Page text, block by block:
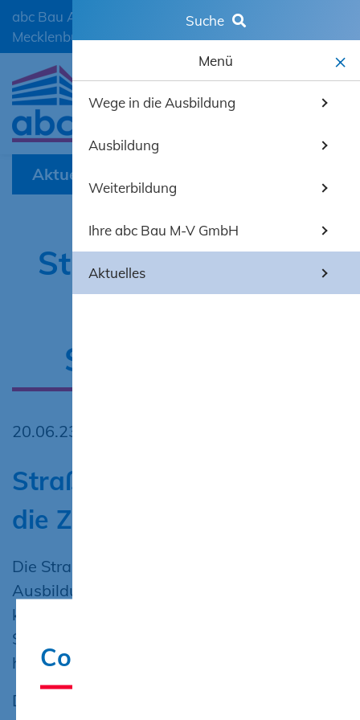
Cookie-Hinweis
abc Bau Ausbildungscentrum der Bauwirtschaft
Mecklenburg-Vorpommern GmbH
mobiles
Aktuelles
Straßenbauazubis
Säbelzahntiger
20.06.23
Straßenbauazubis zeigen
die Zähne
Die Straßenbau-Azubis des 1.
Ausbildungsjahres zeigen mit einer
komplexen Motivpflasterung „Barbar mit
Säbelzahntiger“, was sie bereits gelernt
haben.
Das Motiv im Zentrum der Straße ist aus
Suche
Menü
Wege in die Ausbildung
Ausbildung
Weiterbildung
Ihre abc Bau M-V GmbH
Aktuelles